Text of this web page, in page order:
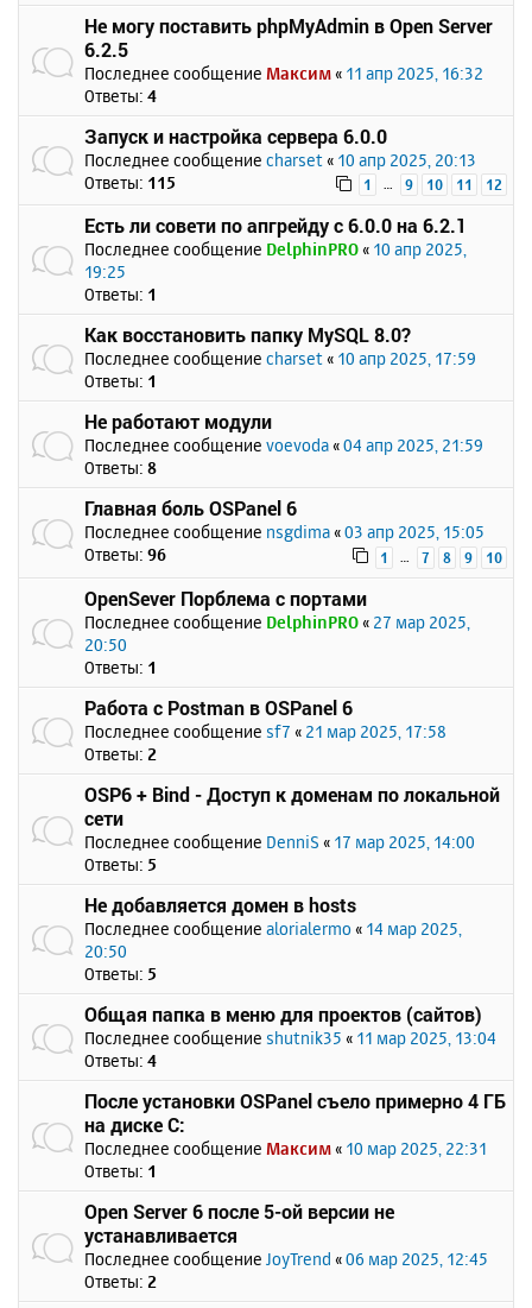
Не могу поставить phpMyAdmin в Open Server
6.2.5
Последнее сообщение Максим « 11 апр 2025, 16:32
Ответы: 4
Запуск и настройка сервера 6.0.0
Последнее сообщение charset « 10 апр 2025, 20:13
Ответы: 115 1 … 9 10 11 12
Есть ли совети по апгрейду с 6.0.0 на 6.2.1
Последнее сообщение DelphinPRO « 10 апр 2025,
19:25
Ответы: 1
Как восстановить папку MySQL 8.0?
Последнее сообщение charset « 10 апр 2025, 17:59
Ответы: 1
Не работают модули
Последнее сообщение voevoda «04 апр 2025, 21:59
Ответы: 8
Главная боль OSPanel 6
Последнее сообщение nsgdima «03 апр 2025, 15:05
Ответы: 96 1 … 7 8 9 10
OpenSever Порблема с портами
Последнее сообщение DelphinPRO « 27 мар 2025,
20:50
Ответы: 1
Работа с Postman в OSPanel 6
Последнее сообщение sf7 « 21 мар 2025, 17:58
Ответы: 2
OSP6 + Bind - Доступ к доменам по локальной
сети
Последнее сообщение DenniS « 17 мар 2025, 14:00
Ответы: 5
Не добавляется домен в hosts
Последнее сообщение alorialermo « 14 мар 2025,
20:50
Ответы: 5
Общая папка в меню для проектов (сайтов)
Последнее сообщение shutnik35 « 11 мар 2025, 13:04
Ответы: 4
После установки OSPanel съело примерно 4 ГБ
на диске C:
Последнее сообщение Максим « 10 мар 2025, 22:31
Ответы: 1
Open Server 6 после 5-ой версии не
устанавливается
Последнее сообщение JoyTrend «06 мар 2025, 12:45
Ответы: 2